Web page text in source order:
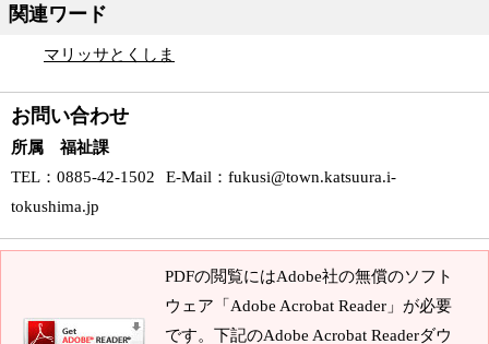
関連ワード
マリッサとくしま
お問い合わせ
所属 福祉課
TEL ：0885-42-1502 E-Mail ： fukusi@town.katsuura.i-
tokushima.jp
PDFの閲覧にはAdobe社の無償のソフト
ウェア「Adobe Acrobat Reader」が必要
です。下記のAdobe Acrobat Readerダウ